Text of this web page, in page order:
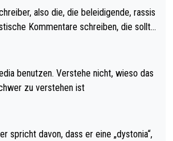
als amtierender Weltmeister durch
kaum, dass Mitchel sich das (in Ve
also die, die beleidigende, rassis
Kommentare schreiben, die sollte
Nur eins wundert mich: Luke Little
derjenige, der über Social Media GvV p
Mutter schießt öfters mal gegen Ric
benutzen. Verstehe nicht, wieso das
zu verstehen ist
spricht davon, dass er eine „dystonia“,